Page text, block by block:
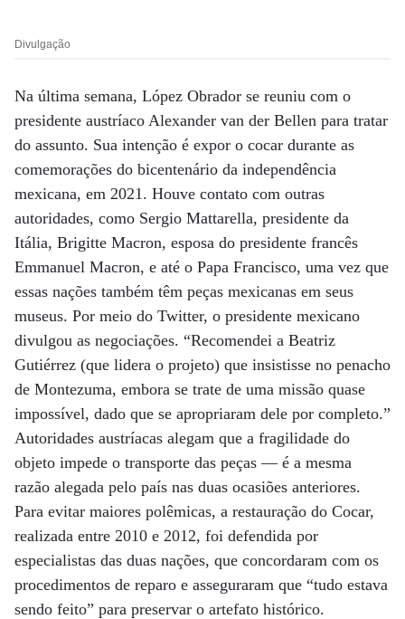
Divulgação
Na última semana, López Obrador se reuniu com o
presidente austríaco Alexander van der Bellen para tratar
do assunto. Sua intenção é expor o cocar durante as
comemorações do bicentenário da independência
mexicana, em 2021. Houve contato com outras
autoridades, como Sergio Mattarella, presidente da
Itália, Brigitte Macron, esposa do presidente francês
Emmanuel Macron, e até o Papa Francisco, uma vez que
essas nações também têm peças mexicanas em seus
museus. Por meio do Twitter, o presidente mexicano
divulgou as negociações. “Recomendei a Beatriz
Gutiérrez (que lidera o projeto) que insistisse no penacho
de Montezuma, embora se trate de uma missão quase
impossível, dado que se apropriaram dele por completo.”
Autoridades austríacas alegam que a fragilidade do
objeto impede o transporte das peças — é a mesma
razão alegada pelo país nas duas ocasiões anteriores.
Para evitar maiores polêmicas, a restauração do Cocar,
realizada entre 2010 e 2012, foi defendida por
especialistas das duas nações, que concordaram com os
procedimentos de reparo e asseguraram que “tudo estava
sendo feito” para preservar o artefato histórico.